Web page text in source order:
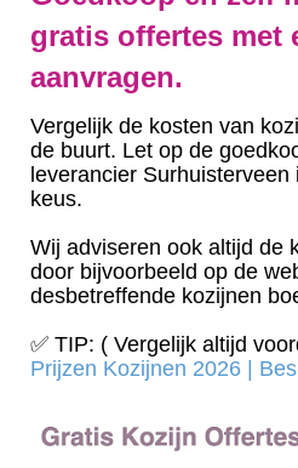
gratis offertes met
aanvragen.
Vergelijk de kosten van
de buurt. Let op de
leverancier
keus.
Wij adviseren ook altijd de
door bijvoorbeeld op de
desbetreffende kozijnen
✅ TIP: ( Vergelijk altijd
Prijzen Kozijnen 2026 |